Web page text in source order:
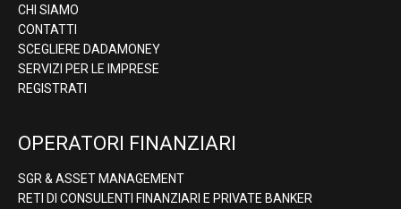
CHI SIAMO
CONTATTI
SCEGLIERE DADAMONEY
SERVIZI PER LE IMPRESE
REGISTRATI
OPERATORI FINANZIARI
SGR & ASSET MANAGEMENT
RETI DI CONSULENTI FINANZIARI E PRIVATE BANKER